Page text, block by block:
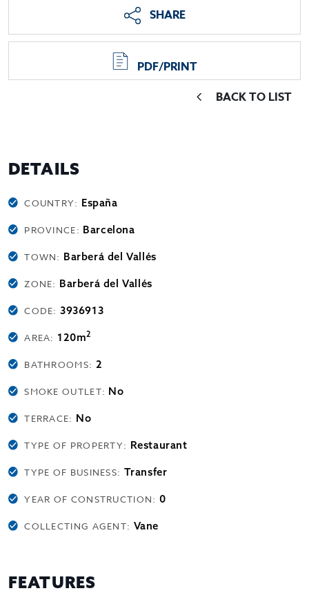
SHARE
PDF/PRINT
BACK TO LIST
DETAILS
COUNTRY: España
PROVINCE: Barcelona
TOWN: Barberá del Vallés
ZONE: Barberá del Vallés
CODE:3936913
AREA: 120m2
BATHROOMS: 2
SMOKE OUTLET: No
TERRACE: No
TYPE OF PROPERTY: Restaurant
TYPE OF BUSINESS: Transfer
YEAR OF CONSTRUCTION: 0
COLLECTING AGENT: Vane
FEATURES